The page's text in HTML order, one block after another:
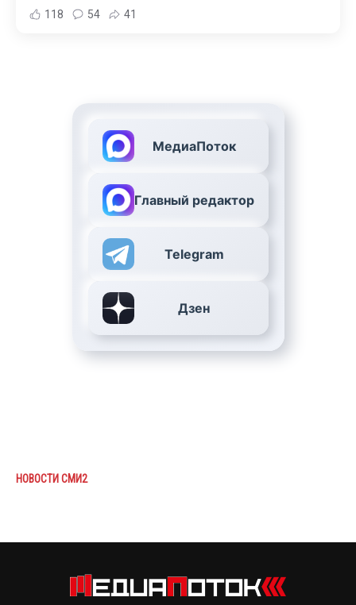
118 54 41
МедиаПоток
Главный редактор
Telegram
Дзен
НОВОСТИ СМИ2